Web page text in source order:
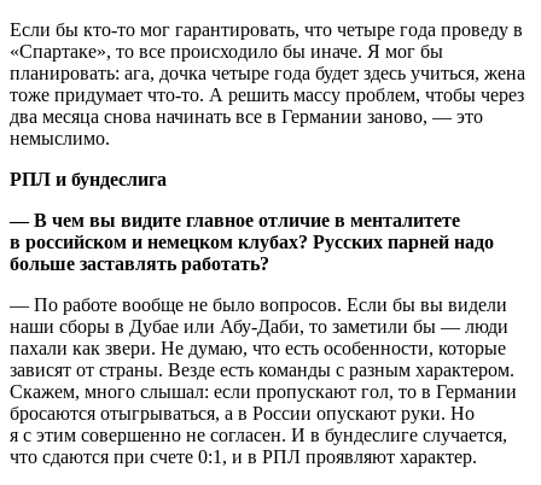
Если бы кто-то мог гарантировать, что четыре года проведу в
«Спартаке», то все происходило бы иначе. Я мог бы
планировать: ага, дочка четыре года будет здесь учиться, жена
тоже придумает что-то. А решить массу проблем, чтобы через
два месяца снова начинать все в Германии заново, — это
немыслимо.
РПЛ и бундеслига
— В чем вы видите главное отличие в менталитете
в российском и немецком клубах? Русских парней надо
больше заставлять работать?
— По работе вообще не было вопросов. Если бы вы видели
наши сборы в Дубае или Абу-Даби, то заметили бы — люди
пахали как звери. Не думаю, что есть особенности, которые
зависят от страны. Везде есть команды с разным характером.
Скажем, много слышал: если пропускают гол, то в Германии
бросаются отыгрываться, а в России опускают руки. Но
я с этим совершенно не согласен. И в бундеслиге случается,
что сдаются при счете 0:1, и в РПЛ проявляют характер.